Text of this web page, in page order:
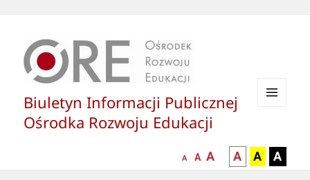
Biuletyn Informacji Publicznej
Ośrodka Rozwoju Edukacji
mniejsza
A
normalna
A
większa-
czcionka
A
kontrast
czarny
A
kontrast
czarny
A
żółty
A